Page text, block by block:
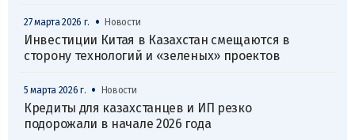
27 марта 2026 г. • Новости
Инвестиции Китая в Казахстан смещаются в
сторону технологий и «зеленых» проектов
5 марта 2026 г. • Новости
Кредиты для казахстанцев и ИП резко
подорожали в начале 2026 года